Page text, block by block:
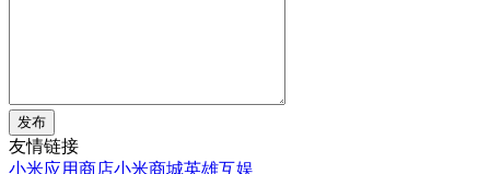
发布
友情链接
小米应用商店小米商城英雄互娱